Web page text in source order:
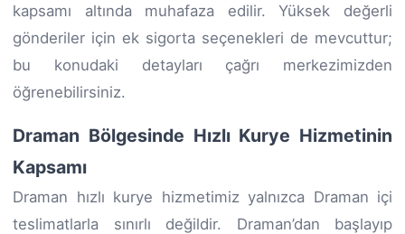
kapsamı altında muhafaza edilir. Yüksek değerli
gönderiler için ek sigorta seçenekleri de mevcuttur;
bu konudaki detayları çağrı merkezimizden
öğrenebilirsiniz.
Draman Bölgesinde Hızlı Kurye Hizmetinin
Kapsamı
Draman hızlı kurye hizmetimiz yalnızca Draman içi
teslimatlarla sınırlı değildir. Draman’dan başlayıp